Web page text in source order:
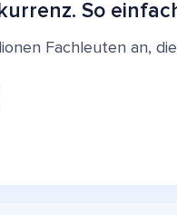
So
Fachleuten an,